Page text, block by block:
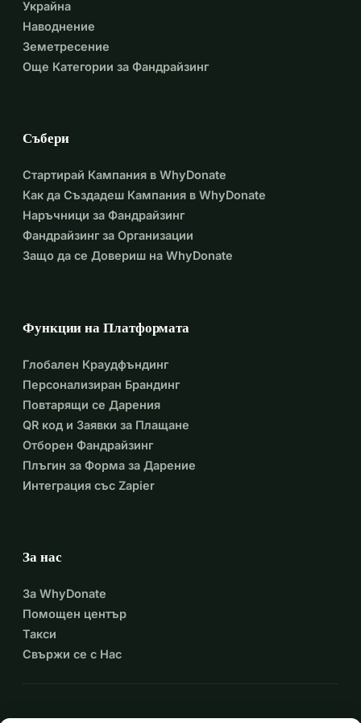
- Продукти от първа необходимост, хигиенни
принадлежности, дрехи, хигиенни комплекти и
нехранителни стоки, които могат да подкрепят едно
семейство за един месец - $20 000
- Общо $20 810
Ще сме много благодарни, ако споделите това с ваши
семейства, приятели и колеги.
Моля, не се колебайте да ни пишете на имейл, ако
имате въпроси: migisherna@yahoo.fr
Благодарим ви много за помощта и състраданието
към хората в Бурунди!
Украйна
Наводнение
Земетресение
Още Категории за Фандрайзинг
Събери
Стартирай Кампания в WhyDonate
Как да Създадеш Кампания в WhyDonate
Наръчници за Фандрайзинг
Фандрайзинг за Организации
Защо да се Довериш на WhyDonate
Функции на Платформата
Глобален Краудфъндинг
Персонализиран Брандинг
Повтарящи се Дарения
QR код и Заявки за Плащане
Отборен Фандрайзинг
Плъгин за Форма за Дарение
Интеграция със Zapier
За нас
За WhyDonate
Помощен център
Такси
Свържи се с Нас